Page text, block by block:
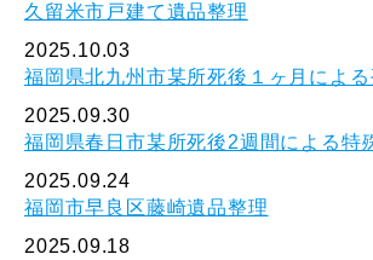
久留米市戸建て遺品整理
2025.10.03
福岡県北九州市某所死後１ヶ月によ
2025.09.30
福岡県春日市某所死後2週間による特
2025.09.24
福岡市早良区藤崎遺品整理
2025.09.18